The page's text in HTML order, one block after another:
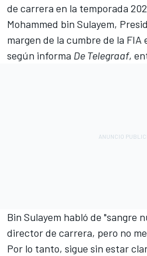
de carrera en la temporada
Mohammed bin Sulayem,
margen de la cumbre de la FIA
según informa De Telegraaf,
Bin Sulayem habló de "sangre
director de carrera, pero no
Por lo tanto, sigue sin estar